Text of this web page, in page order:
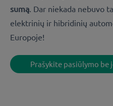
sumą . Dar niekada nebuvo
elektrinių ir hibridinių
Europoje!
Prašykite pasiūlymo